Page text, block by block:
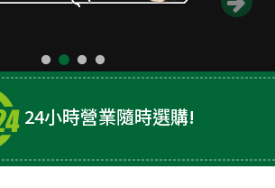
24小時營業隨時選購!